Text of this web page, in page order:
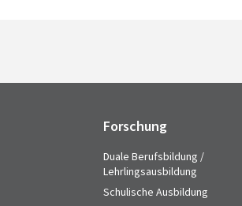
Forschung
Duale Berufsbildung /
Lehrlingsausbildung
Schulische Ausbildung